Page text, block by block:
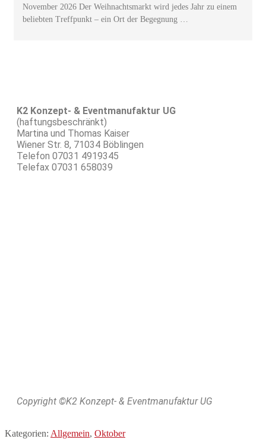
November 2026 Der Weihnachtsmarkt wird jedes Jahr zu einem
beliebten Treffpunkt – ein Ort der Begegnung …
K2 Konzept- & Eventmanufaktur UG
(haftungsbeschränkt)
Martina und Thomas Kaiser
Wiener Str. 8, 71034 Böblingen
Telefon 07031 4919345
Telefax 07031 658039
Copyright ©K2 Konzept- & Eventmanufaktur UG
Kategorien: Allgemein, Oktober